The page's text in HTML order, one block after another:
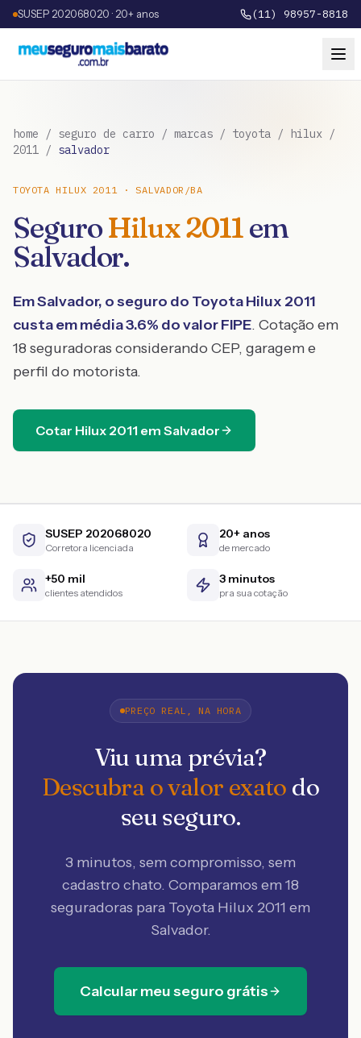
SUSEP 202068020 · 20+ anos (11) 98957-8818
home / seguro de carro / marcas / toyota / hilux /
2011 / salvador
TOYOTA HILUX 2011·SALVADOR /BA
SeguroHilux2011em
Salvador.
EmSalvador, o seguro do ToyotaHilux 2011
custa em média3.6% do valor FIPE. Cotação em
18 seguradoras considerando CEP, garagem e
perfil do motorista.
Cotar Hilux 2011 em Salvador
SUSEP 202068020
Corretora licenciada
20+ anos
de mercado
+50 mil
clientes atendidos
3 minutos
pra sua cotação
PREÇO REAL, NA HORA
Viu uma prévia?
Descubra o valor exato do
seu seguro.
3 minutos, sem compromisso, sem
cadastro chato. Comparamos em 18
seguradoras para Toyota Hilux 2011 em
Salvador.
Calcular meu seguro grátis